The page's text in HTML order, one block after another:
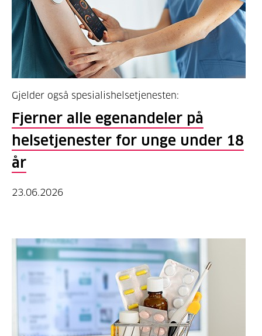
Gjelder også spesialishelsetjenesten:
Fjerner alle egenandeler på
helsetjenester for unge under 18
år
23.06.2026